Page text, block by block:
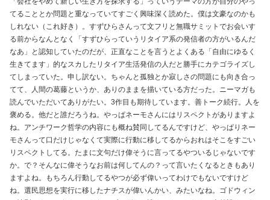
てることとか問題と重なっていてすごく興味深く読めた。僕は文豪なのかも
しれない（これ好き）。すずひらさんって文フリと無職サミットでお会いす
る前からなんとなく「すずひらっていうリタイア系の発信者の方がいるんだ
なあ」と認知していたのだが、正直なことを言うとよくある「自由にゆるく
生きてます」的なスカしたリタイア生活発信の人だと勝手にカテゴライズし
てしまっていた。申し訳ない。ちゃんと孤独とか寂しさの問題にも向き合っ
てて、人間の葛藤というか、ありのままを描いている方だった。ニーマガも
読んでいただいてありがたい。3作目も期待しています。善トーク続行。人を
褒める。他だと誰だろうね。やっぱネーモさんにはリスペクトがありますよ
ね。アンチワーク哲学の内容にも概ね賛同してるんですけど、やっぱりネー
モさんって口だけじゃなくて実際に行動に移してるからおれはそこをすごい
リスペクトしてる。たまに文句だけ偉そうに言ってるやついるじゃないです
か。で？そんなに偉そうなお前は何してんの？って言いたくなるときもあり
ますよね。もちろん行動してるやつが必ず偉いってわけでもないですけど
ね。選民思想を実行に移したナチスが偉いんかい、みたいなね。ゴドウィン